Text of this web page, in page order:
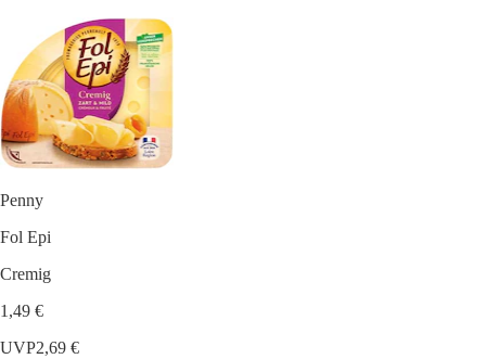
Penny
Fol Epi
Cremig
1,49 €
UVP2,69 €